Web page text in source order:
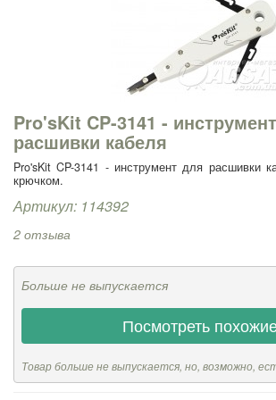
Pro'sKit CP-3141 -
расшивки кабеля
Pro'sKit CP-3141 - инструмент для расшивки
крючком.
Артикул: 114392
2 отзыва
Больше не выпускается
Посмотреть
Товар больше не выпускается, но, возможно,